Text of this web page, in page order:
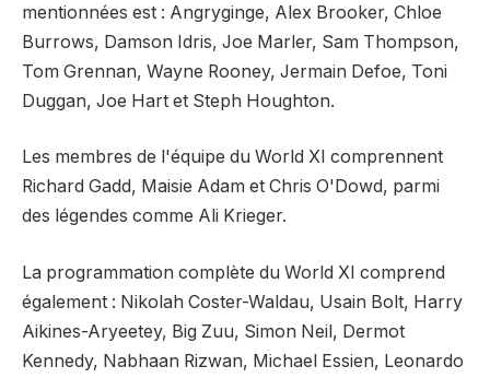
mentionnées est : Angryginge, Alex Brooker, Chloe
Burrows, Damson Idris, Joe Marler, Sam Thompson,
Tom Grennan, Wayne Rooney, Jermain Defoe, Toni
Duggan, Joe Hart et Steph Houghton.
Les membres de l'équipe du World XI comprennent
Richard Gadd, Maisie Adam et Chris O'Dowd, parmi
des légendes comme Ali Krieger.
La programmation complète du World XI comprend
également : Nikolah Coster-Waldau, Usain Bolt, Harry
Aikines-Aryeetey, Big Zuu, Simon Neil, Dermot
Kennedy, Nabhaan Rizwan, Michael Essien, Leonardo